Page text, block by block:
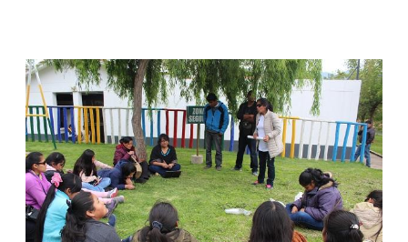
nuevo equipo de colaboradores en los centros de
la ONCE de la región, está pendiente de todas
las necesidades, quejas y sugerencias de los
jóvenes afiliados. Puedes contactar con él en el
teléfono 925285571 - 667133210, o en el correo
electrónico referentejovencastmancha@once.es